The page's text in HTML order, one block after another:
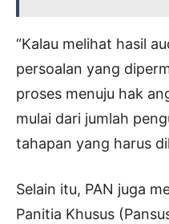
“Kalau melihat hasil
persoalan yang
proses menuju hak
mulai dari jumlah
tahapan yang harus
Selain itu, PAN juga
Panitia Khusus